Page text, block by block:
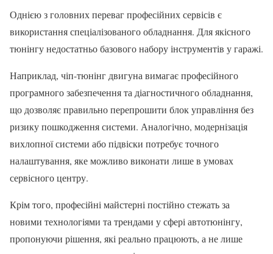
Однією з головних переваг професійних сервісів є
використання спеціалізованого обладнання. Для якісного
тюнінгу недостатньо базового набору інструментів у гаражі.
Наприклад, чіп-тюнінг двигуна вимагає професійного
програмного забезпечення та діагностичного обладнання,
що дозволяє правильно перепрошити блок управління без
ризику пошкодження системи. Аналогічно, модернізація
вихлопної системи або підвіски потребує точного
налаштування, яке можливо виконати лише в умовах
сервісного центру.
Крім того, професійні майстерні постійно стежать за
новими технологіями та трендами у сфері автотюнінгу,
пропонуючи рішення, які реально працюють, а не лише